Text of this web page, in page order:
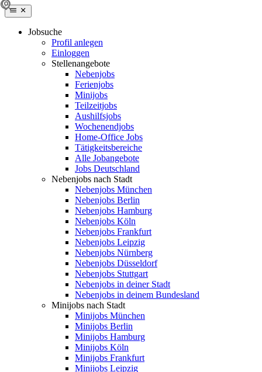
Jobsuche
Profil anlegen
Einloggen
Stellenangebote
Nebenjobs
Ferienjobs
Minijobs
Teilzeitjobs
Aushilfsjobs
Wochenendjobs
Home-Office Jobs
Tätigkeitsbereiche
Alle Jobangebote
Jobs Deutschland
Nebenjobs nach Stadt
Nebenjobs München
Nebenjobs Berlin
Nebenjobs Hamburg
Nebenjobs Köln
Nebenjobs Frankfurt
Nebenjobs Leipzig
Nebenjobs Nürnberg
Nebenjobs Düsseldorf
Nebenjobs Stuttgart
Nebenjobs in deiner Stadt
Nebenjobs in deinem Bundesland
Minijobs nach Stadt
Minijobs München
Minijobs Berlin
Minijobs Hamburg
Minijobs Köln
Minijobs Frankfurt
Minijobs Leipzig